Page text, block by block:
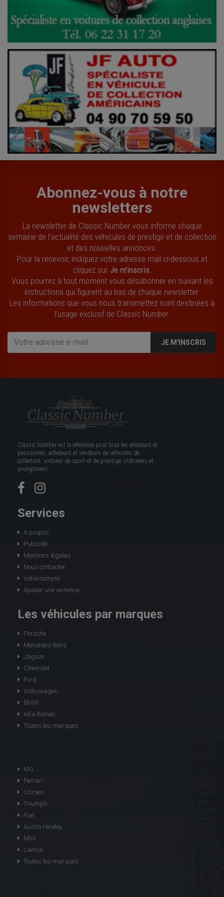
Abonnez-vous à notre
newsletters
La newsletter de Classic Number vous informe chaque
semaine de l’actualité des véhicules de prestige et de collection
et des nouvelles annonces.
Pour la recevoir, indiquez votre adresse mail ci-dessous et
cliquez sur Je m'inscris
Vous pourrez à tout moment vous désabonner en suivant les
instructions qui figurent au bas de chaque newsletter.
Les informations que vous nous transmettez sont destinées à
l’usage exclusif de Classic Number.
JE M'INSCRIS
Classic Number est la référence pour tous les amateurs et
passionnés, acheteurs et vendeurs de véhicules de
collection, voitures de sport et de prestige, oldtimers et
youngtimers.
Services
A propos
Publicité
Mentions légales
Nous contacter
Votre compte
Ajouter une annonce
Les véhicules par marques
Porsche
Mercedes-Benz
Jaguar
Chevrolet
Ford
Volkswagen
BMW
Alfa Roméo
Toutes les marques
MG
Ferrari
Citroen
Triumph
Fiat
Austin Healey
Mini
Lancia
Toutes les marques